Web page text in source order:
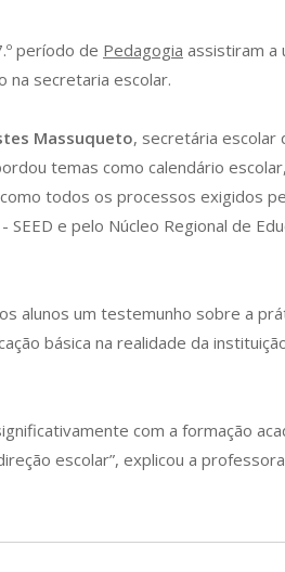
período de Pedagogia assistiram a
na secretaria escolar.
Massuqueto, secretária escolar
temas como calendário
todos os processos exigidos
SEED e pelo Núcleo Regional de
alunos um testemunho sobre a
básica na realidade da
com a formação
escolar”, explicou a